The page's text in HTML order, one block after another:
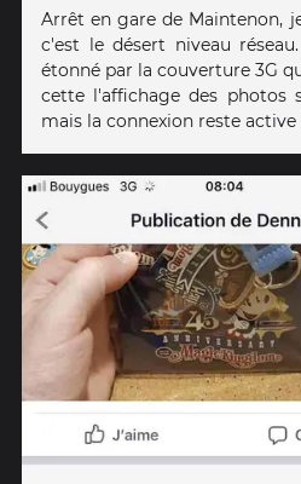
Arrêt en gare de Maintenon,
c'est le désert niveau
étonné par la couverture 3G
cette l'affichage des photos
mais la connexion reste active